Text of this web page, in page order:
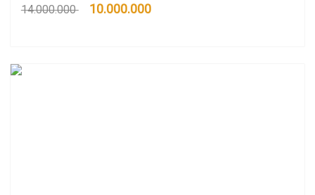
14.000.000 10.000.000